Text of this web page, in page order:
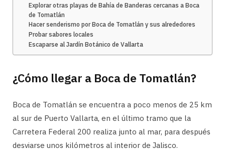
Explorar otras playas de Bahía de Banderas cercanas a Boca
de Tomatlán
Hacer senderismo por Boca de Tomatlán y sus alrededores
Probar sabores locales
Escaparse al Jardín Botánico de Vallarta
¿Cómo llegar a Boca de Tomatlán?
Boca de Tomatlán se encuentra a poco menos de 25 km
al sur de Puerto Vallarta, en el último tramo que la
Carretera Federal 200 realiza junto al mar, para después
desviarse unos kilómetros al interior de Jalisco.